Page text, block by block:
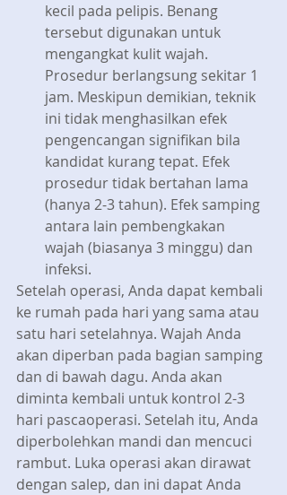
kecil pada pelipis. Benang
tersebut digunakan untuk
mengangkat kulit wajah.
Prosedur berlangsung sekitar 1
jam. Meskipun demikian, teknik
ini tidak menghasilkan efek
pengencangan signifikan bila
kandidat kurang tepat. Efek
prosedur tidak bertahan lama
(hanya 2-3 tahun). Efek samping
antara lain pembengkakan
wajah (biasanya 3 minggu) dan
infeksi.
Setelah operasi, Anda dapat kembali
ke rumah pada hari yang sama atau
satu hari setelahnya. Wajah Anda
akan diperban pada bagian samping
dan di bawah dagu. Anda akan
diminta kembali untuk kontrol 2-3
hari pascaoperasi. Setelah itu, Anda
diperbolehkan mandi dan mencuci
rambut. Luka operasi akan dirawat
dengan salep, dan ini dapat Anda